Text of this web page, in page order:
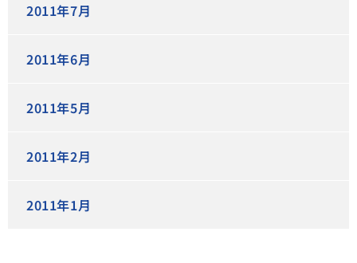
2011年7月
2011年6月
2011年5月
2011年2月
2011年1月